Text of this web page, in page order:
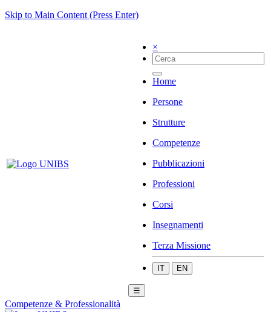
Skip to Main Content (Press Enter)
×
Home
Persone
Strutture
Competenze
Pubblicazioni
Professioni
Corsi
Insegnamenti
Terza Missione
IT EN
☰
Competenze & Professionalità